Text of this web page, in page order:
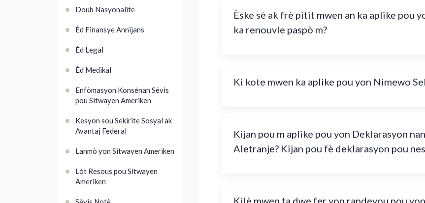
Doub Nasyonalite
Èd Finansye Annijans
Èd Legal
Èd Medikal
Enfòmasyon Konsènan Sèvis
pou Sitwayen Ameriken
Kesyon sou Sekirite Sosyal ak
Avantaj Federal
Lanmò yon Sitwayen Ameriken
Lòt Resous pou Sitwayen
Ameriken
Èske sè ak frè pitit mwen an ka aplike pou
ka renouvle paspò m?
Ki kote mwen ka aplike pou yon Nimewo
Kijan pou m aplike pou yon Deklarasyon
Aletranje? Kijan pou fè deklarasyon pou
Kilè mwen ta dwe fer yon randevou pou